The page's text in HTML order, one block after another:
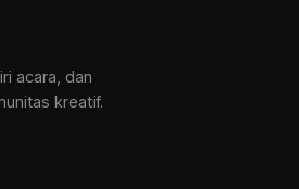
acara, dan
kreatif.